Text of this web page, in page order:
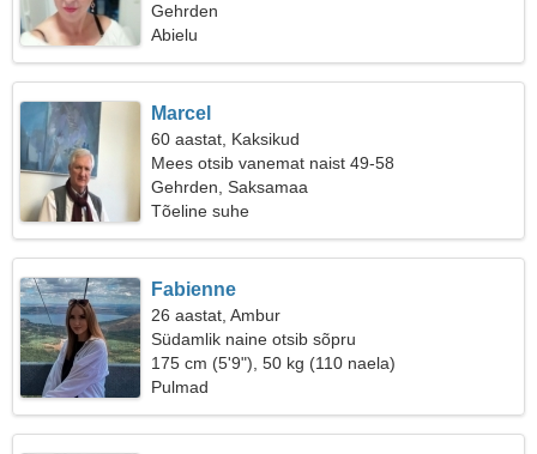
Gehrden
Abielu
Marcel
60 aastat, Kaksikud
Mees otsib vanemat naist 49-58
Gehrden, Saksamaa
Tõeline suhe
Fabienne
26 aastat, Ambur
Südamlik naine otsib sõpru
175 cm (5'9"), 50 kg (110 naela)
Pulmad